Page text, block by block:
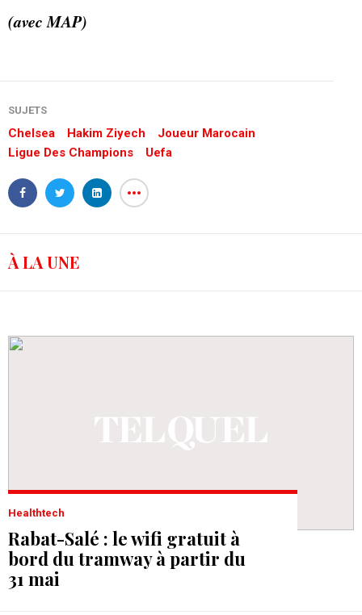
(avec MAP)
SUJETS
Chelsea Hakim Ziyech
Joueur Marocain
Ligue Des Champions
Uefa
À LA UNE
Healthtech
Rabat-Salé : le wifi gratuit à
bord du tramway à partir du
31 mai